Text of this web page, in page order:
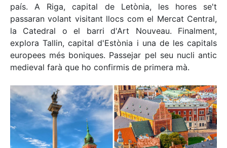
país. A Riga, capital de Letònia, les hores se't
passaran volant visitant llocs com el Mercat Central,
la Catedral o el barri d'Art Nouveau. Finalment,
explora Tallin, capital d'Estònia i una de les capitals
europees més boniques. Passejar pel seu nucli antic
medieval farà que ho confirmis de primera mà.